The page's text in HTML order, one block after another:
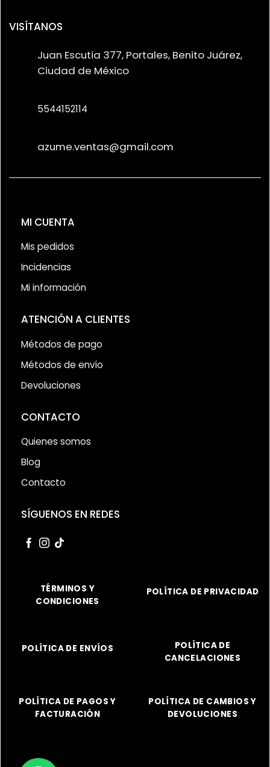
VISÍTANOS
Juan Escutia 377, Portales, Benito Juárez,
Ciudad de México
5544152114
azume.ventas@gmail.com
MI CUENTA
Mis pedidos
Incidencias
Mi información
ATENCIÓN A CLIENTES
Métodos de pago
Métodos de envío
Devoluciones
CONTACTO
Quienes somos
Blog
Contacto
SÍGUENOS EN REDES
TÉRMINOS Y
CONDICIONES
POLÍTICA DE PRIVACIDAD
POLÍTICA DE ENVÍOS
POLÍTICA DE
CANCELACIONES
POLÍTICA DE PAGOS Y
FACTURACIÓN
POLÍTICA DE CAMBIOS Y
DEVOLUCIONES